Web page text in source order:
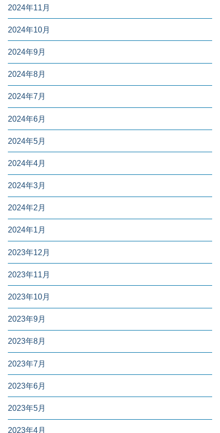
2024年11月
2024年10月
2024年9月
2024年8月
2024年7月
2024年6月
2024年5月
2024年4月
2024年3月
2024年2月
2024年1月
2023年12月
2023年11月
2023年10月
2023年9月
2023年8月
2023年7月
2023年6月
2023年5月
2023年4月